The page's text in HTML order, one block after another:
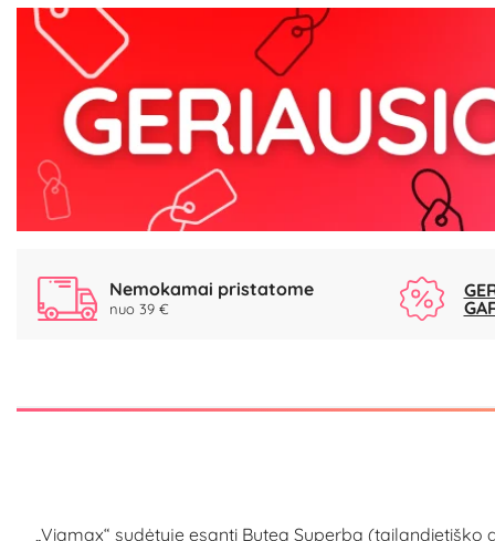
Nemokamai pristatome
nuo 39 €
„Viamax“ sudėtyje esanti Butea Superba